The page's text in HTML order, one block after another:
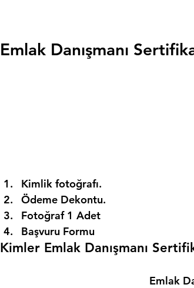
Emlak Danışmanı
Kimlik fotoğrafı.
Ödeme Dekontu.
Fotoğraf 1 Adet
Başvuru Formu
Kimler Emlak Danışmanı
Emlak